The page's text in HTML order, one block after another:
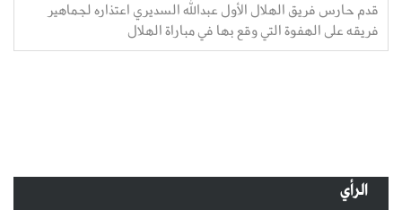
قدم حارس فريق الهلال الأول عبدالله السديري اعتذاره لجماهير
فريقه على الهفوة التي وقع بها في مباراة الهلال
الرأي